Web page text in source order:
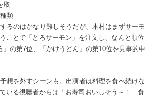
取
類
るのはかなり難しそうだが、木村はまずサーモ
ことで「とろサーモン」を注文し、なんと順位
の第7位、「かけうどん」の第10位を見事的中
想を外すシーンも。出演者は料理を食べ続けな
いる視聴者からは「お寿司おいしそう～！ 食